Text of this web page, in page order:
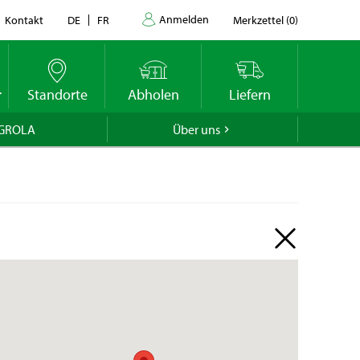
Kontakt DE FR Anmelden Merkzettel (0)
Standorte Abholen Liefern
Über uns
wir